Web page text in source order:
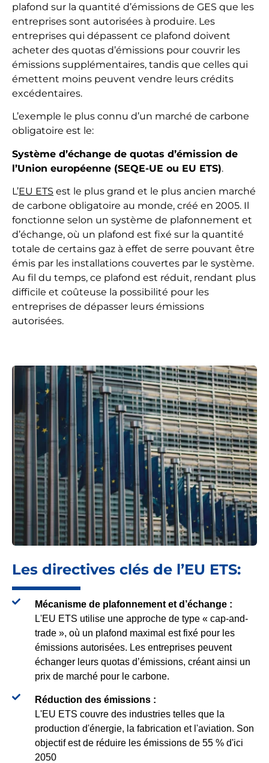
plafond sur la quantité d’émissions de GES que les
entreprises sont autorisées à produire. Les
entreprises qui dépassent ce plafond doivent
acheter des quotas d’émissions pour couvrir les
émissions supplémentaires, tandis que celles qui
émettent moins peuvent vendre leurs crédits
excédentaires.
L’exemple le plus connu d’un marché de carbone
obligatoire est le:
Système d’échange de quotas d’émission de
l’Union européenne (SEQE-UE ou EU ETS).
L’EU ETS est le plus grand et le plus ancien marché
de carbone obligatoire au monde, créé en 2005. Il
fonctionne selon un système de plafonnement et
d’échange, où un plafond est fixé sur la quantité
totale de certains gaz à effet de serre pouvant être
émis par les installations couvertes par le système.
Au fil du temps, ce plafond est réduit, rendant plus
difficile et coûteuse la possibilité pour les
entreprises de dépasser leurs émissions
autorisées.
Les directives clés de l’EU ETS:
Mécanisme de plafonnement et d’échange :
L'EU ETS utilise une approche de type « cap-and-
trade », où un plafond maximal est fixé pour les
émissions autorisées. Les entreprises peuvent
échanger leurs quotas d’émissions, créant ainsi un
prix de marché pour le carbone.
Réduction des émissions :
L'EU ETS couvre des industries telles que la
production d'énergie, la fabrication et l'aviation. Son
objectif est de réduire les émissions de 55 % d'ici
2050